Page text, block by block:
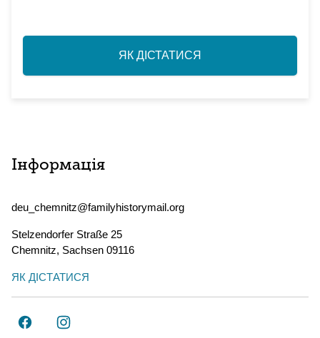
ЯК ДІСТАТИСЯ
Інформація
deu_chemnitz@familyhistorymail.org
Stelzendorfer Straße 25
Chemnitz, Sachsen 09116
ЯК ДІСТАТИСЯ